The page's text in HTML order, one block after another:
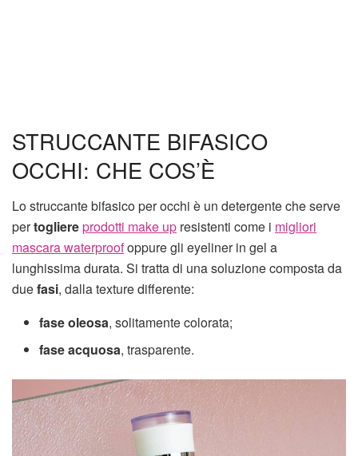
STRUCCANTE BIFASICO
OCCHI: CHE COS’È
Lo struccante bifasico per occhi è un detergente che serve
pertogliereprodotti make up resistenti come i migliori
mascara waterproofoppure gli eyeliner in gel a
lunghissima durata. Si tratta di una soluzione composta da
duefasi, dalla texture differente:
fase oleosa, solitamente colorata;
fase acquosa, trasparente.